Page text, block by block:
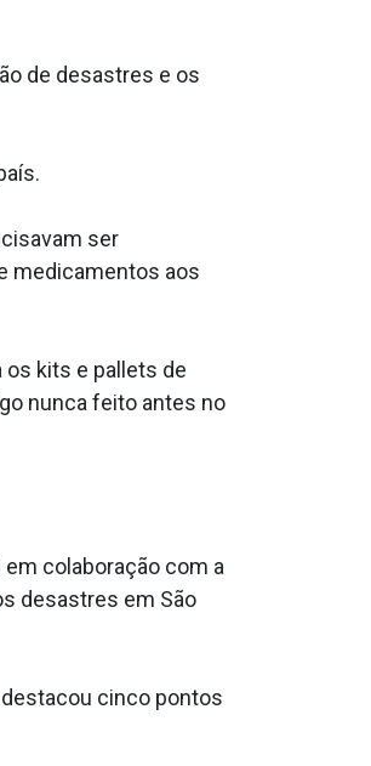
de desastres e os
ser
medicamentos aos
os kits e pallets de
nunca feito antes no
colaboração com a
desastres em São
cinco pontos